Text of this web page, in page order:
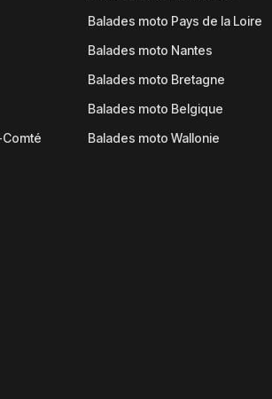
Balades moto Pays de la Loire
Balades moto Nantes
Balades moto Bretagne
Balades moto Belgique
Balades moto Wallonie